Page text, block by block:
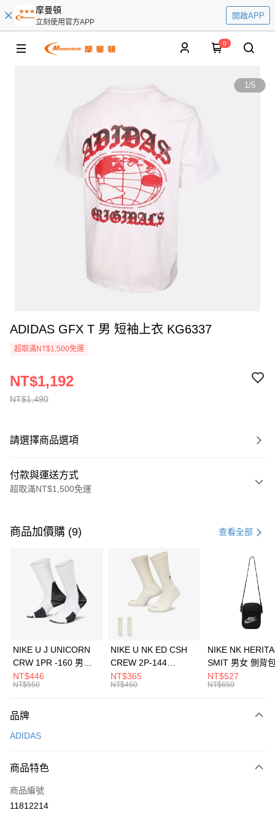
摩曼頓
立刻使用官方APP
開啟APP
0
1/5
ADIDAS GFX T 男 短袖上衣 KG6337
超取滿NT$1,500免運
NT$1,490
NT$1,192
請選擇商品選項
付款與運送方式
超取滿NT$1,500免運
信用卡一次付款
3 期 0 利率 每期 21家銀行
合作金庫商業銀行
第一商業銀行
華南商業銀行
彰化商業銀行
上海商業儲蓄銀行
元大商業銀行
台灣樂天信用卡公司
Apple Pay
全盈+PAY
AFTEE先享後付
【關於「AFTEE先享後付」】
便利好安心！
３．安心：先確認商品／服務後，再付款。
【「AFTEE先享後付」結帳流程】
１．於結帳方式選擇「AFTEE先享後付」後，將跳轉至「AFTEE先享後付」
運送方式
每筆NT$100，滿NT$1,500(含以上)免運費
宅配
每筆NT$100，滿NT$1,500(含以上)免運費
商品加價購 (9) 查看全部
NIKE U J UNICORN
CRW 1PR -160 男女
中統襪 FZ3393100
NT$446
NT$550
NIKE U NK ED CSH
CREW 2P-144
EMBRDY 男女 短統襪
FZ3073133
NT$365
NT$450
NIKE NK
SMIT 男女 側背
BA5871010
NT$527
NT$650
品牌
ADIDAS
商品特色
商品編號
11812214